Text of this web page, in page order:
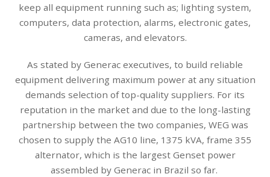
keep all equipment running such as; lighting system,
computers, data protection, alarms, electronic gates,
cameras, and elevators.
As stated by Generac executives, to build reliable
equipment delivering maximum power at any situation
demands selection of top-quality suppliers. For its
reputation in the market and due to the long-lasting
partnership between the two companies, WEG was
chosen to supply the AG10 line, 1375 kVA, frame 355
alternator, which is the largest Genset power
assembled by Generac in Brazil so far.